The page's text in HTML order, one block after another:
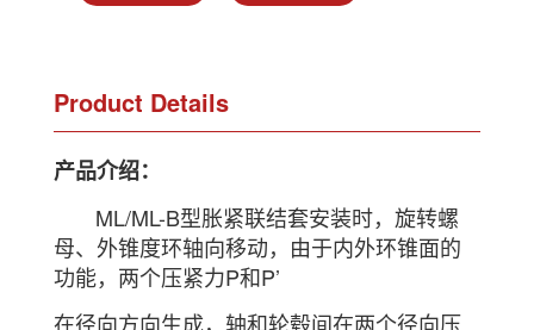
Product Details
产品介绍：
ML/ML-B型胀紧联结套安装时，旋转螺
母、外锥度环轴向移动，由于内外环锥面的
功能，两个压紧力P和P’
在径向方向生成，轴和轮毂间在两个径向压